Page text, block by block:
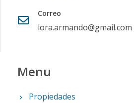
Correo
lora.armando@gmail.com
Menu
Propiedades